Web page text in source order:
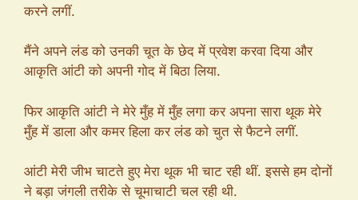
करने लगीं.
मैंने अपने लंड को उनकी चूत के छेद में प्रवेश करवा दिया और
आकृति आंटी को अपनी गोद में बिठा लिया.
फिर आकृति आंटी ने मेरे मुँह में मुँह लगा कर अपना सारा थूक मेरे
मुँह में डाला और कमर हिला कर लंड को चुत से फैटने लगीं.
आंटी मेरी जीभ चाटते हुए मेरा थूक भी चाट रही थीं. इससे हम दोनों
ने बड़ा जंगली तरीके से चूमाचाटी चल रही थी.